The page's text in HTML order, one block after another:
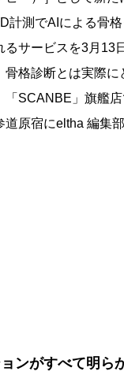
計測でAIによる骨
るサービスを3月13
骨格診断とは実際
「SCANBE」旗艦
道原宿にeltha 編集
ンがすべて明ら